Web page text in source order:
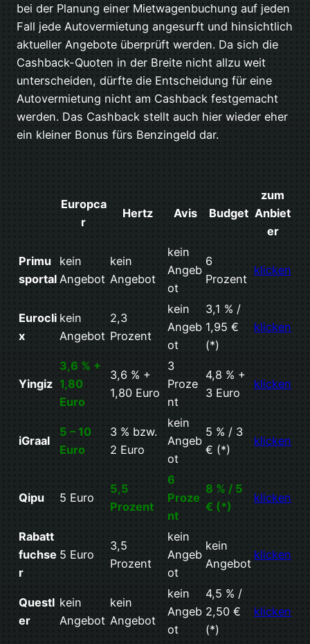
bei der Planung einer Mietwagenbuchung auf jeden
Fall jede Autovermietung angesurft und hinsichtlich
aktueller Angebote überprüft werden. Da sich die
Cashback-Quoten in der Breite nicht allzu weit
unterscheiden, dürfte die Entscheidung für eine
Autovermietung nicht am Cashback festgemacht
werden. Das Cashback stellt auch hier wieder eher
ein kleiner Bonus fürs Benzingeld dar.
Europca
r
Hertz Avis Budget
zum
Anbiet
er
Primu
sportal
kein
Angebot
kein
Angebot
kein
Angeb
ot
6
Prozent
klicken
Eurocli
x
kein
Angebot
2,3
Prozent
kein
Angeb
ot
3,1 % /
1,95 €
(*)
klicken
Yingiz
3,6 % +
1,80
Euro
3,6 % +
1,80 Euro
3
Proze
nt
4,8 % +
3 Euro
klicken
iGraal
5 – 10
Euro
3 % bzw.
2 Euro
kein
Angeb
ot
5 % / 3
€ (*)
klicken
Qipu 5 Euro
5,5
Prozent
6
Proze
nt
8 % / 5
€ (*)
klicken
Rabatt
fuchse
r
5 Euro
3,5
Prozent
kein
Angeb
ot
kein
Angebot
klicken
Questl
er
kein
Angebot
kein
Angebot
kein
Angeb
ot
4,5 % /
2,50 €
(*)
klicken